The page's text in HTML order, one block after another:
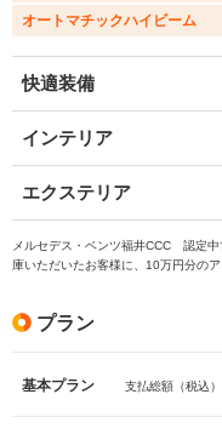
オートマチックハイビーム
快適装備
インテリア
エクステリア
メルセデス・ベンツ福井CCC 認定
庫いただいたお客様に、10万円分の
プラン
基本プラン 支払総額（税込）